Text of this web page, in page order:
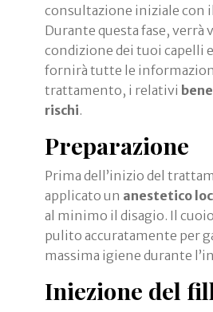
consultazione iniziale con
Durante questa fase, verrà
condizione dei tuoi capelli
fornirà tutte le
trattamento, i relativi
rischi.
Preparazione
Prima dell’inizio del
applicato un anestetico
al minimo il disagio. Il
pulito accuratamente per
massima igiene durante
Iniezione del